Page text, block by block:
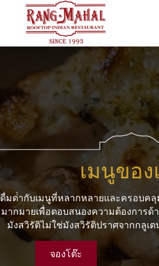
เมนูของ
ดื่มด่ํากับเมนูที่หลากหลายและครอบคลุม
มากมายเพื่อตอบสนองความต้องการด้
มังสวิรัติไม่ใช่มังสวิรัติปราศจากกลูเ
จองโต๊ะ